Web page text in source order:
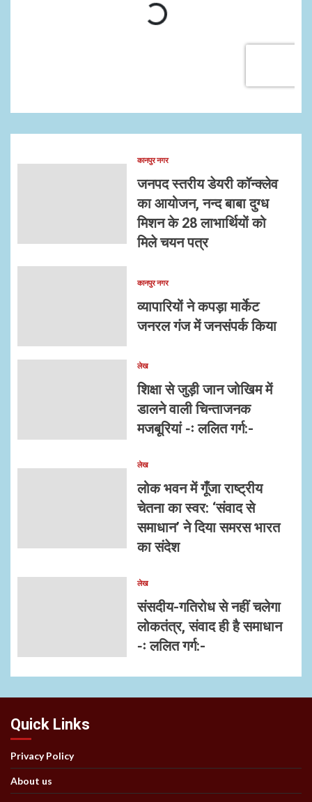
कानपुर नगर
जनपद स्तरीय डेयरी कॉन्क्लेव
का आयोजन, नन्द बाबा दुग्ध
मिशन के 28 लाभार्थियों को
मिले चयन पत्र
कानपुर नगर
व्यापारियों ने कपड़ा मार्केट
जनरल गंज में जनसंपर्क किया
लेख
शिक्षा से जुड़ी जान जोखिम में
डालने वाली चिन्ताजनक
मजबूरियां -ः ललित गर्ग:-
लेख
लोक भवन में गूँजा राष्ट्रीय
चेतना का स्वर: ‘संवाद से
समाधान’ ने दिया समरस भारत
का संदेश
लेख
संसदीय-गतिरोध से नहीं चलेगा
लोकतंत्र, संवाद ही है समाधान
-ः ललित गर्ग:-
Quick Links
Privacy Policy
About us